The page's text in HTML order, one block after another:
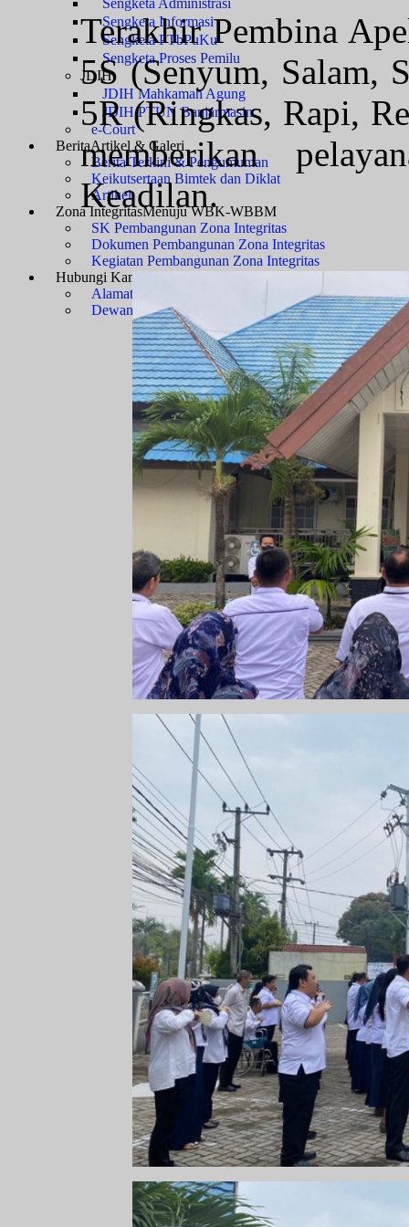
Sengketa Administrasi
Sengketa Informasi
Sengketa PTbPuKu
Sengketa Proses Pemilu
JDIH
JDIH Mahkamah Agung
JDIH PTUN Banjarmasin
e-Court
BeritaArtikel & Galeri
Berita Terkini & Pengumuman
Keikutsertaan Bimtek dan Diklat
Artikel
Zona IntegritasMenuju WBK-WBBM
SK Pembangunan Zona Integritas
Dokumen Pembangunan Zona Integritas
Kegiatan Pembangunan Zona Integritas
Hubungi Kami
Alamat Kantor
Dewan Redaksi
Terakhir Pembina
5S (Senyum, Salam,
5R (Ringkas, Rapi,
memberikan
Keadilan.